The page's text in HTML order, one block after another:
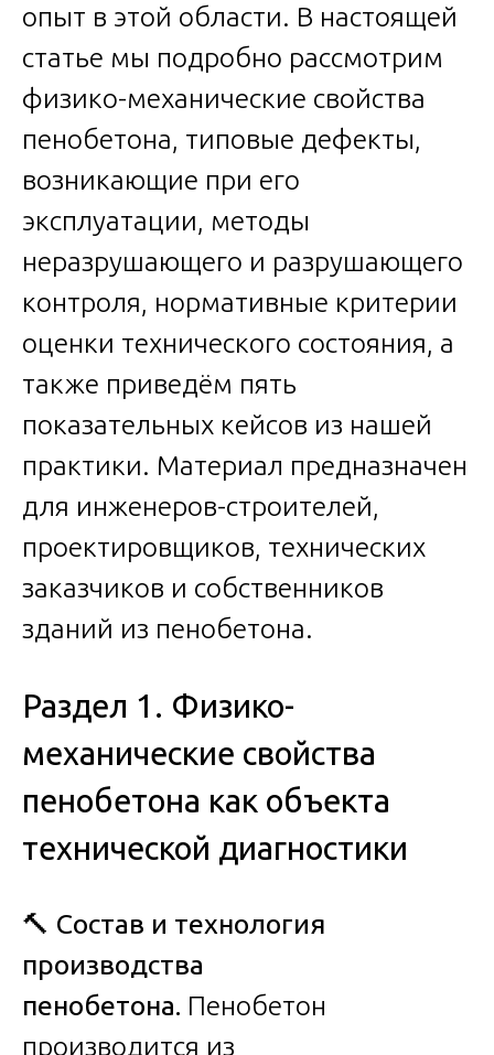
опыт в этой области. В настоящей
статье мы подробно рассмотрим
физико-механические свойства
пенобетона, типовые дефекты,
возникающие при его
эксплуатации, методы
неразрушающего и разрушающего
контроля, нормативные критерии
оценки технического состояния, а
также приведём пять
показательных кейсов из нашей
практики. Материал предназначен
для инженеров-строителей,
проектировщиков, технических
заказчиков и собственников
зданий из пенобетона.
Раздел 1. Физико-
механические свойства
пенобетона как объекта
технической диагностики
🔨 Состав и технология
производства
пенобетона. Пенобетон
производится из